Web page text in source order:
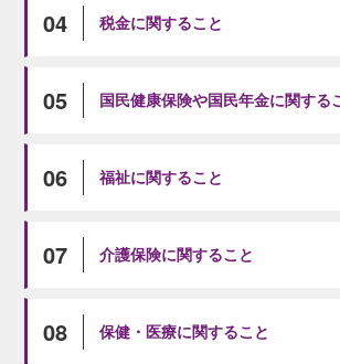
04 税金に関すること
05 国民健康保険や国民年金に関する
06 福祉に関すること
07 介護保険に関すること
08 保健・医療に関すること